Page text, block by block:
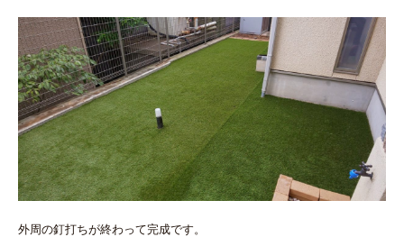
外周の釘打ちが終わって完成です。